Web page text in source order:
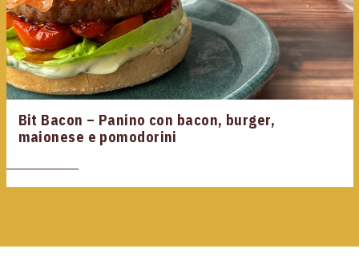
Bit Bacon – Panino con bacon, burger,
maionese e pomodorini